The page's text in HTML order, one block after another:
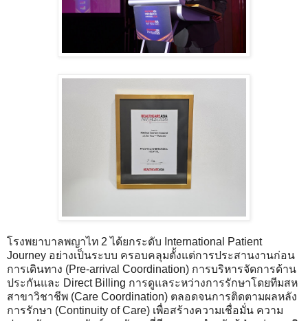
โรงพยาบาลพญาไท 2 ได้ยกระดับ International Patient
Journey อย่างเป็นระบบ ครอบคลุมตั้งแต่การประสานงานก่อน
การเดินทาง (Pre-arrival Coordination) การบริหารจัดการด้าน
ประกันและ Direct Billing การดูแลระหว่างการรักษาโดยทีมสห
สาขาวิชาชีพ (Care Coordination) ตลอดจนการติดตามผลหลัง
การรักษา (Continuity of Care) เพื่อสร้างความเชื่อมั่น ความ